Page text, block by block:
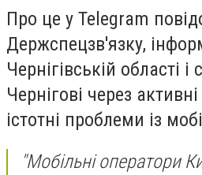
Про це у Telegram
Держспецзв'язку,
Чернігівській області і
Чернігові через
істотні проблеми із
"Мобільні оператори